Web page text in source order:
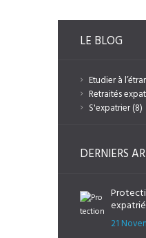
LE BLOG
Etudier à
Retraités
S'expatrier(8)
DERNIERS
21